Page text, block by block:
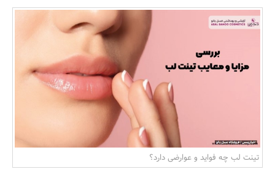
بانک، بیمه و سرمایه
مسکن و ساختمان
تینت لب چه فواید و عوارضی دارد؟